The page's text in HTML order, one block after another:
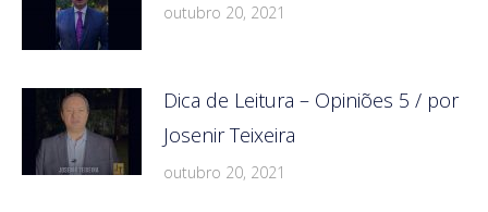
outubro 20, 2021
Dica de Leitura – Opiniões 5 / por
Josenir Teixeira
outubro 20, 2021